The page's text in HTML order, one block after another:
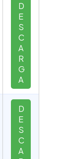
D
E
S
C
A
R
G
A
D
E
S
C
A